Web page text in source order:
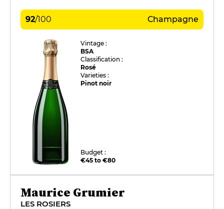
92/100 Champagne
Vintage :
BSA
Classification :
Rosé
Varieties :
Pinot noir
Budget :
€45 to €80
Maurice Grumier
LES ROSIERS